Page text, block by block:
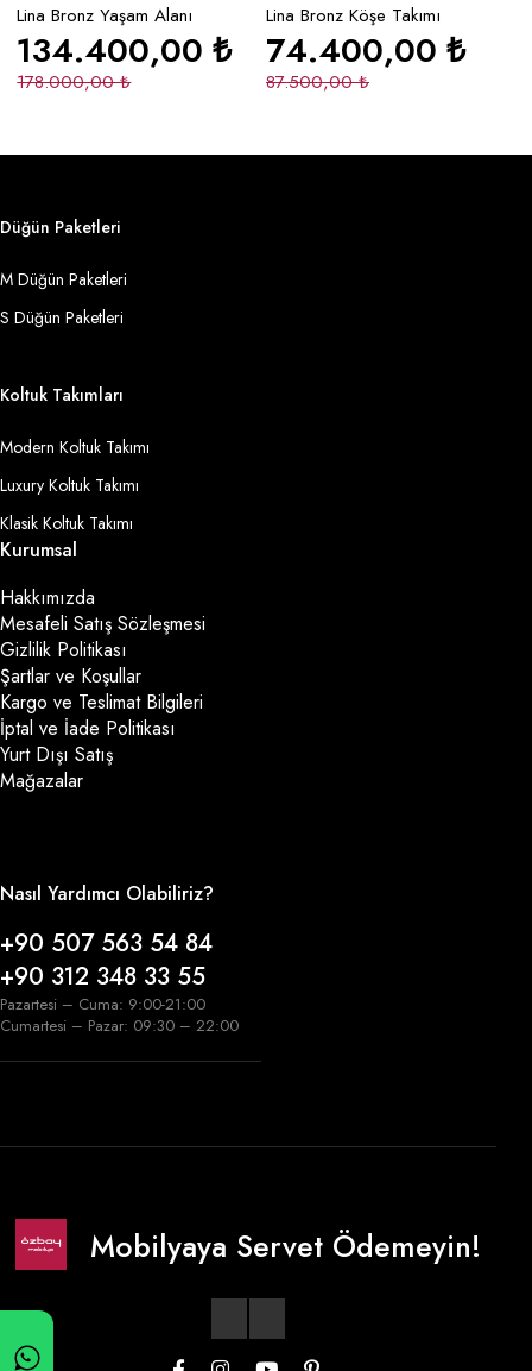
Lina Bronz Yaşam Alanı
178.000,00₺
134.400,00₺
Lina Bronz Köşe Takımı
87.500,00₺
74.400,00₺
Düğün Paketleri
M Düğün Paketleri
S Düğün Paketleri
Koltuk Takımları
Modern Koltuk Takımı
Luxury Koltuk Takımı
Klasik Koltuk Takımı
Kurumsal
Hakkımızda
Mesafeli Satış Sözleşmesi
Gizlilik Politikası
Şartlar ve Koşullar
Kargo ve Teslimat Bilgileri
İptal ve İade Politikası
Yurt Dışı Satış
Mağazalar
Nasıl Yardımcı Olabiliriz?
+90 507 563 54 84
+90 312 348 33 55
Pazartesi – Cuma: 9:00-21:00
Cumartesi – Pazar: 09:30 – 22:00
Mobilyaya Servet Ödemeyin!